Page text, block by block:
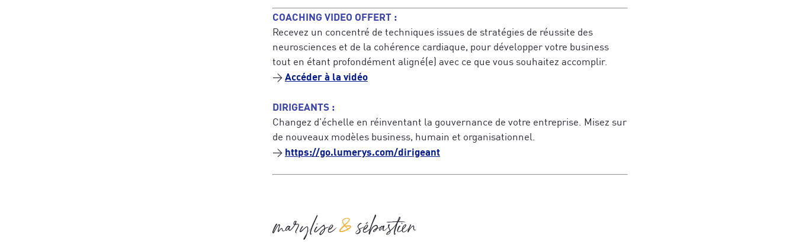
COACHING VIDEO OFFERT :
Recevez un concentré de techniques issues de stratégies de réussite des
neurosciences et de la cohérence cardiaque, pour développer votre business
tout en étant profondément aligné(e) avec ce que vous souhaitez accomplir.
→Accéder à la vidéo
DIRIGEANTS :
Changez d’échelle en réinventant la gouvernance de votre entreprise. Misez sur
de nouveaux modèles business, humain et organisationnel.
→ https://go.lumerys.com/dirigeant
marylise sébastien